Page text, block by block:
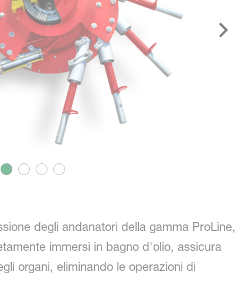
degli andanatori della gamma ProLine,
immersi in bagno d'olio, assicura
organi, eliminando le operazioni di